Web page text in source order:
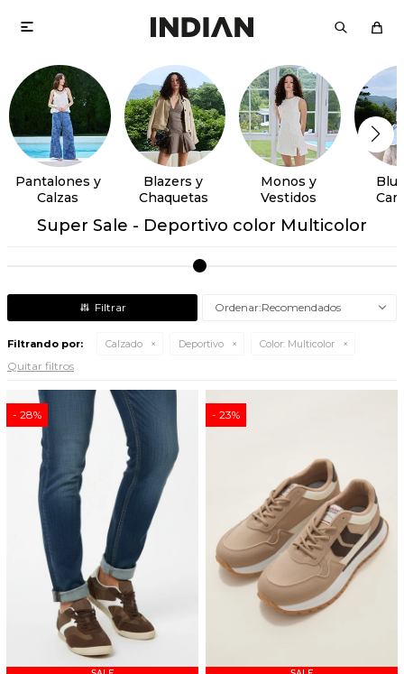

Pantalones y
Calzas
Blazers y
Chaquetas
Monos y
Vestidos
Super Sale - Deportivo color Multicolor
Recomendados
Filtrando por: Calzado Deportivo Color: Multicolor
Quitar filtros
28 23